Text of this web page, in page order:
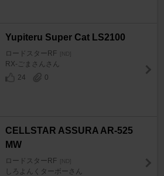
Yupiteru Super Cat LS2100
ロードスターRF [ND]
RX-ごまさんさん
24
0
CELLSTAR ASSURA AR-525
MW
ロードスターRF [ND]
しろよんくターボーさん